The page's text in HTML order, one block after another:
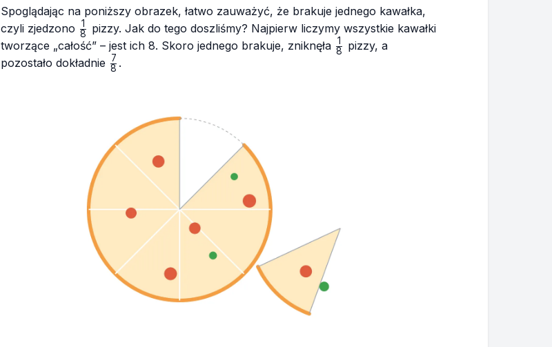
Spoglądając na poniższy obrazek, łatwo zauważyć, że brakuje jednego kawałka,
czyli zjedzono \frac{1}
{8}
8
1
pizzy. Jak do tego doszliśmy? Najpierw liczymy wszystkie kawałki
tworzące „całość” – jest ich 8. Skoro jednego brakuje, zniknęła \frac{1}
8
1
pizzy, a
pozostało dokładnie \frac{7}
8
7 .